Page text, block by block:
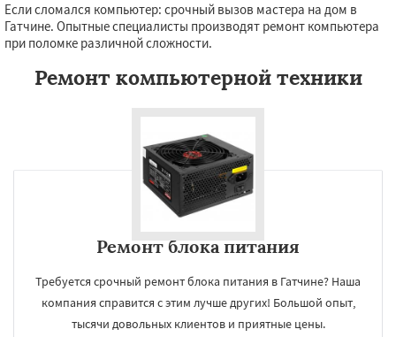
Если сломался компьютер: срочный вызов мастера на дом в
Гатчине. Опытные специалисты производят ремонт компьютера
при поломке различной сложности.
Ремонт компьютерной техники
Ремонт блока питания
Требуется срочный ремонт блока питания в Гатчине? Наша
компания справится с этим лучше других! Большой опыт,
тысячи довольных клиентов и приятные цены.